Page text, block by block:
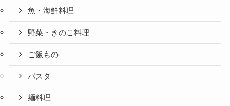
魚・海鮮料理
野菜・きのこ料理
ご飯もの
パスタ
麺料理